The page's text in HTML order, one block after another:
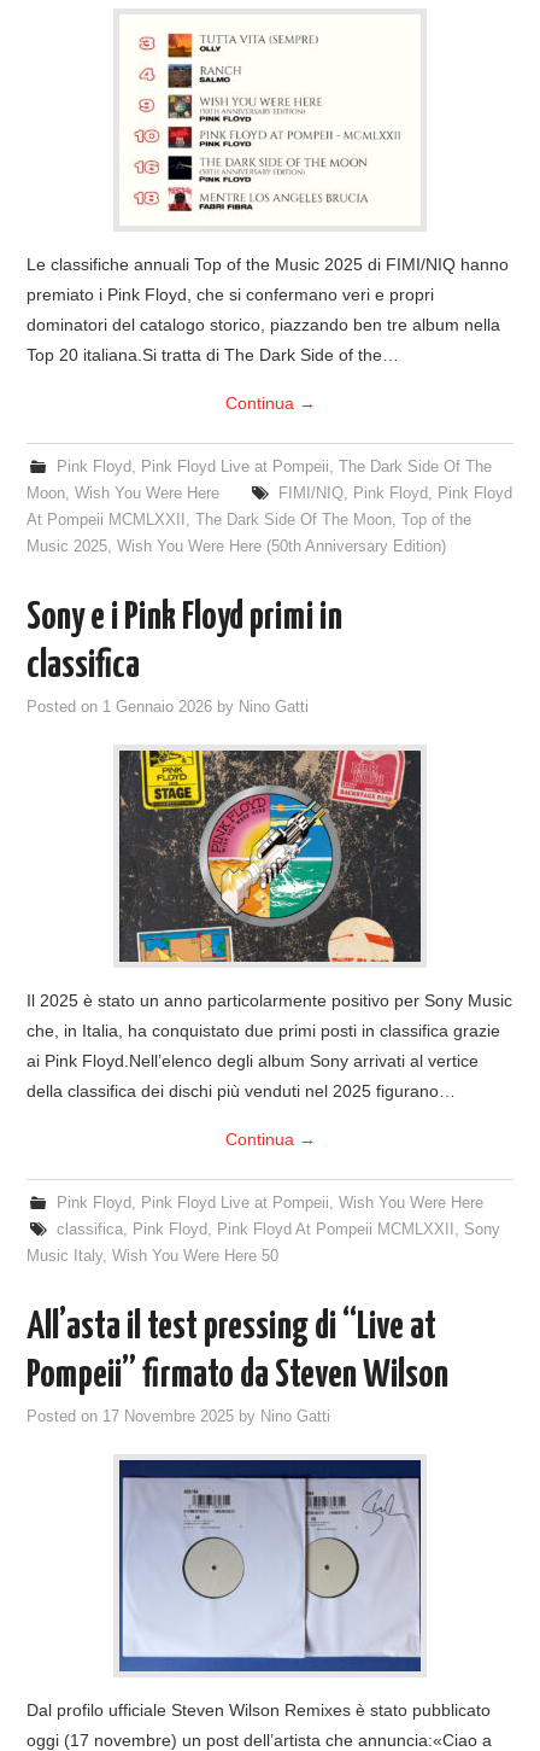
Le classifiche annuali Top of the Music 2025 di FIMI/NIQ hanno
premiato i Pink Floyd, che si confermano veri e propri
dominatori del catalogo storico, piazzando ben tre album nella
Top 20 italiana.Si tratta di The Dark Side of the…
Continua →
Pink Floyd, Pink Floyd Live at Pompeii, The Dark Side Of The
Moon,Wish You Were Here FIMI/NIQ, Pink Floyd, Pink Floyd
At Pompeii MCMLXXII ,The Dark Side Of The Moon,Top of the
Music 2025,Wish You Were Here (50th Anniversary Edition)
Sony e i Pink Floyd primi in
classifica
Posted on 1 Gennaio 2026 by Nino Gatti
Il 2025 è stato un anno particolarmente positivo per Sony Music
che, in Italia, ha conquistato due primi posti in classifica grazie
ai Pink Floyd.Nell’elenco degli album Sony arrivati al vertice
della classifica dei dischi più venduti nel 2025 figurano…
Continua →
Pink Floyd, Pink Floyd Live at Pompeii, Wish You Were Here
classifica, Pink Floyd, Pink Floyd At Pompeii MCMLXXII , Sony
Music Italy,Wish You Were Here 50
All’asta il test pressing di “Live at
Pompeii” firmato da Steven Wilson
Posted on 17 Novembre 2025 by Nino Gatti
Dal profilo ufficiale Steven Wilson Remixes è stato pubblicato
oggi (17 novembre) un post dell’artista che annuncia:«Ciao a